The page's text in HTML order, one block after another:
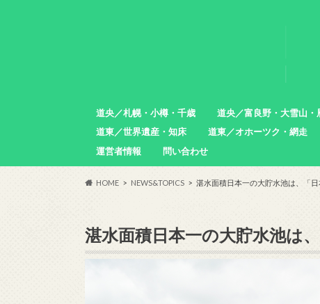
道央／札幌・小樽・千歳
札幌市
小樽市
石狩市
北広島市
恵庭市
千歳市
苫小牧市
道央／富良野・大雪山・
中富良野町
東川町
沼田町
幌加内町
増毛町
道東／世界遺産・知床
羅臼町
斜里町
道東／オホーツク・網走
運営者情報
問い合わせ
HOME NEWS&TOPICS 湛水面積日本一の大貯水池は、「
湛水面積日本一の大貯水池は